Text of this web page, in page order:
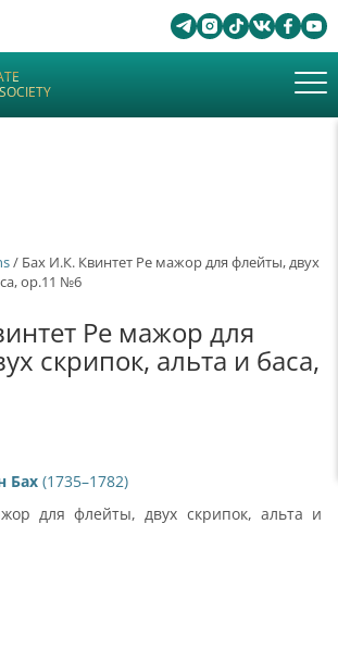
/ Бах И.К. Квинтет Ре мажор для флейты, двух
ор.11 №6
Ре мажор для
скрипок, альта и баса,
Бах (1735–1782)
для флейты, двух скрипок, альта и